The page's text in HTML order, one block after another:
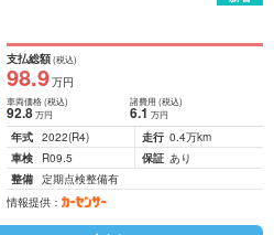
支払総額(税込)
98.9万円
車両価格(税込)
92.8万円
諸費用 (税込)
6.1 万円
年式 2022(R4) 走行 0.4万km
車検
R09.5 保証 あり
整備 定期点検整備有
情報提供：